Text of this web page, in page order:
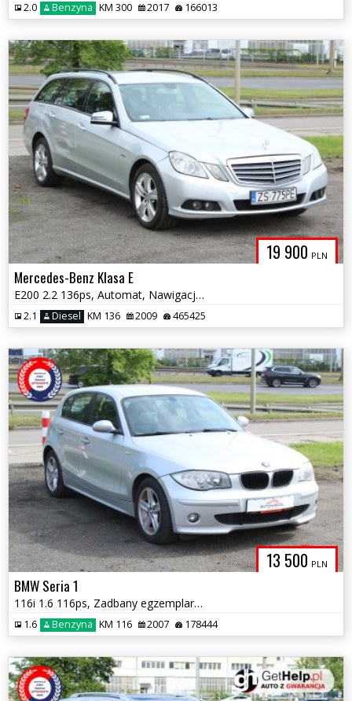
2.0 Benzyna KM 300 2017 166013
19 900 PLN
Mercedes-Benz Klasa E
E200 2.2 136ps, Automat, Nawigacja, Skóry
2.1 Diesel KM 136 2009 465425
13 500 PLN
BMW Seria 1
116i 1.6 116ps, Zadbany egzemplarz, Serwisowana
1.6 Benzyna KM 116 2007 178444